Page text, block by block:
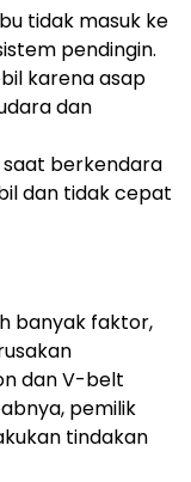
tidak masuk ke
pendingin.
karena asap
dan
saat berkendara
dan tidak cepat
banyak faktor,
dan V-belt
pemilik
tindakan